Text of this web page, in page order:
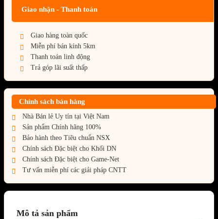
Giao nhận - Thanh toán
Giao hàng toàn quốc
Miễn phí bán kính 5km
Thanh toán linh động
Trả góp lãi suất thấp
Chính sách bán hàng
Nhà Bán lẻ Uy tín tại Việt Nam
Sản phẩm Chính hãng 100%
Bảo hành theo Tiêu chuẩn NSX
Chính sách Đặc biệt cho Khối DN
Chính sách Đặc biệt cho Game-Net
Tư vấn miễn phí các giải pháp CNTT
Mô tả sản phẩm